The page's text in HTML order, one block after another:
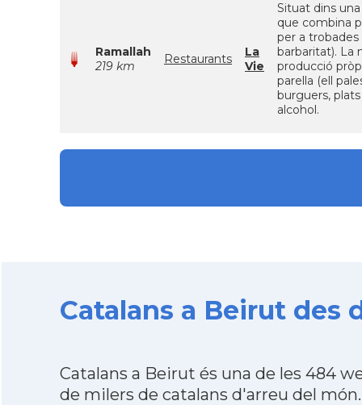
Ramallah
219 km
Restaurants
La
Vie
Situat dins
que combina
per a
barbaritat). La
producció
parella (ell
burguers,
alcohol.
Catalans a Beirut des
Catalans a Beirut és una de les 484
de milers de catalans d'arreu del món.